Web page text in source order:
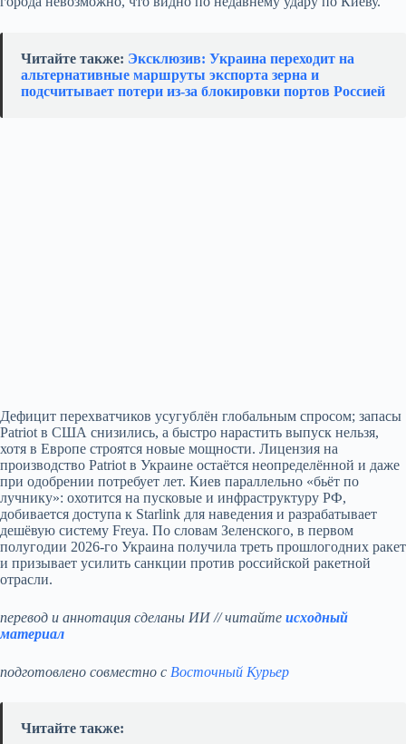
Читайте также: Эксклюзив: Украина переходит на
альтернативные маршруты экспорта зерна и
подсчитывает потери из‑за блокировки портов Россией
Дефицит перехватчиков усугублён глобальным спросом; запасы
Patriot в США снизились, а быстро нарастить выпуск нельзя,
хотя в Европе строятся новые мощности. Лицензия на
производство Patriot в Украине остаётся неопределённой и даже
при одобрении потребует лет. Киев параллельно «бьёт по
лучнику»: охотится на пусковые и инфраструктуру РФ,
добивается доступа к Starlink для наведения и разрабатывает
дешёвую систему Freya. По словам Зеленского, в первом
полугодии 2026‑го Украина получила треть прошлогодних ракет
и призывает усилить санкции против российской ракетной
отрасли.
перевод и аннотация сделаны ИИ // читайте исходный
материал
подготовлено совместно с Восточный Курьер
Читайте также: